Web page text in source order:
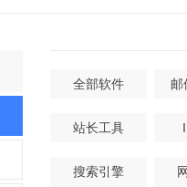
全部软件 邮
站长工具
搜索引擎